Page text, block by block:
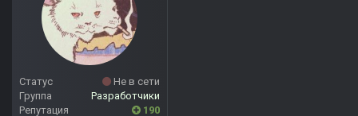
Статус
Не в сети
Группа
Разработчики
Репутация
190